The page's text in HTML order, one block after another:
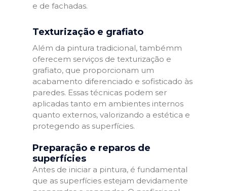
e de fachadas.
Texturização e grafiato
Além da pintura tradicional, tambémm
oferecem serviços de texturização e
grafiato, que proporcionam um
acabamento diferenciado e sofisticado às
paredes. Essas técnicas podem ser
aplicadas tanto em ambientes internos
quanto externos, valorizando a estética e
protegendo as superfícies.
Preparação e reparos de
superfícies
Antes de iniciar a pintura, é fundamental
que as superfícies estejam devidamente